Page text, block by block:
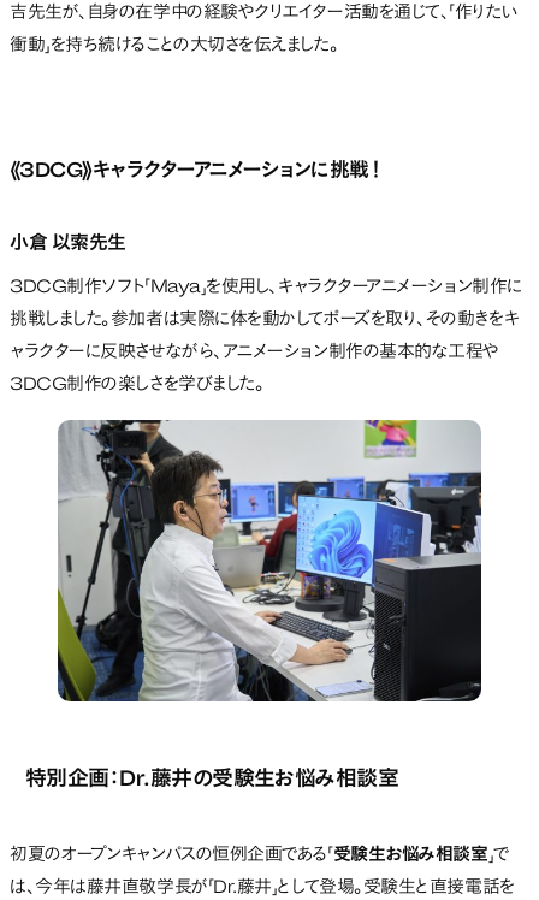
吉先生が、自身の在学中の経験やクリエイター活動を通じて、「作りたい
衝動」を持ち続けることの大切さを伝えました。
《3DCG》キャラクターアニメーションに挑戦！
小倉 以索先生
3DCG制作ソフト「Maya」を使用し、キャラクターアニメーション制作に
挑戦しました。参加者は実際に体を動かしてポーズを取り、その動きをキ
ャラクターに反映させながら、アニメーション制作の基本的な工程や
3DCG制作の楽しさを学びました。
特別企画：Dr.藤井の受験生お悩み相談室
初夏のオープンキャンパスの恒例企画である「 受験生お悩み相談室 」で
は、今年は藤井直敬学長が「Dr.藤井」として登場。受験生と直接電話を